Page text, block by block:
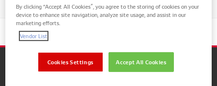
By clicking “Accept All Cookies”, you agree to the storing of cookies on your
device to enhance site navigation, analyze site usage, and assist in our
marketing efforts.
Vendor List
Accept All Cookies
Cookies Settings